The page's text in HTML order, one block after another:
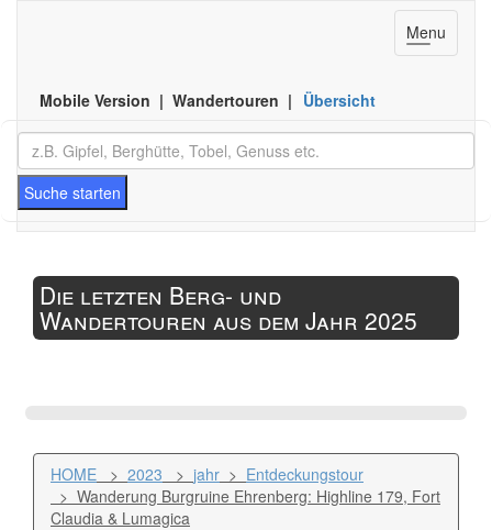
Toggle
navigation
Menu
Mobile Version | Wandertouren | Übersicht
Suche starten
Die letzten Berg- und
Wandertouren aus dem Jahr 2025
HOME > 2023 > jahr > Entdeckungstour
> Wanderung Burgruine Ehrenberg: Highline 179, Fort
Claudia & Lumagica